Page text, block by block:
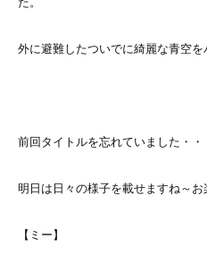
外に避難したついでに綺麗な青空を
前回タイトルを忘れていました・・
明日は日々の様子を載せますね～お
【ミー】